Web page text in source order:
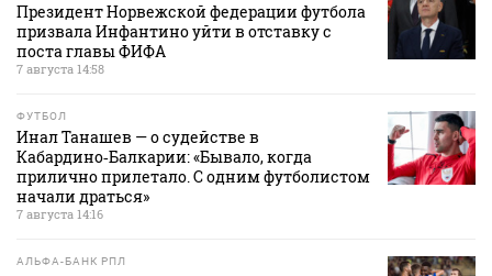
Президент Норвежской федерации футбола
призвала Инфантино уйти в отставку с
поста главы ФИФА
7 августа 14:58
ФУТБОЛ
Инал Танашев — о судействе в
Кабардино‑Балкарии: «Бывало, когда
прилично прилетало. С одним футболистом
начали драться»
7 августа 14:16
АЛЬФА-БАНК РПЛ